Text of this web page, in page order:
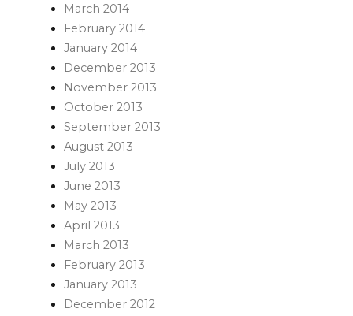
March 2014
February 2014
January 2014
December 2013
November 2013
October 2013
September 2013
August 2013
July 2013
June 2013
May 2013
April 2013
March 2013
February 2013
January 2013
December 2012